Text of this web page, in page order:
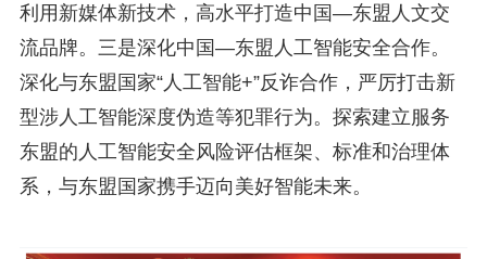
利用新媒体新技术，高水平打造中国—东盟人文交
流品牌。三是深化中国—东盟人工智能安全合作。
深化与东盟国家“人工智能+”反诈合作，严厉打击新
型涉人工智能深度伪造等犯罪行为。探索建立服务
东盟的人工智能安全风险评估框架、标准和治理体
系，与东盟国家携手迈向美好智能未来。